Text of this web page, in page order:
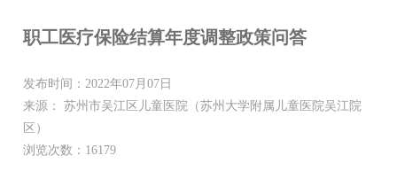
职工医疗保险结算年度调整政策问答
发布时间：2022年07月07日
来源： 苏州市吴江区儿童医院（苏州大学附属儿童医院吴江院
区）
浏览次数：16179